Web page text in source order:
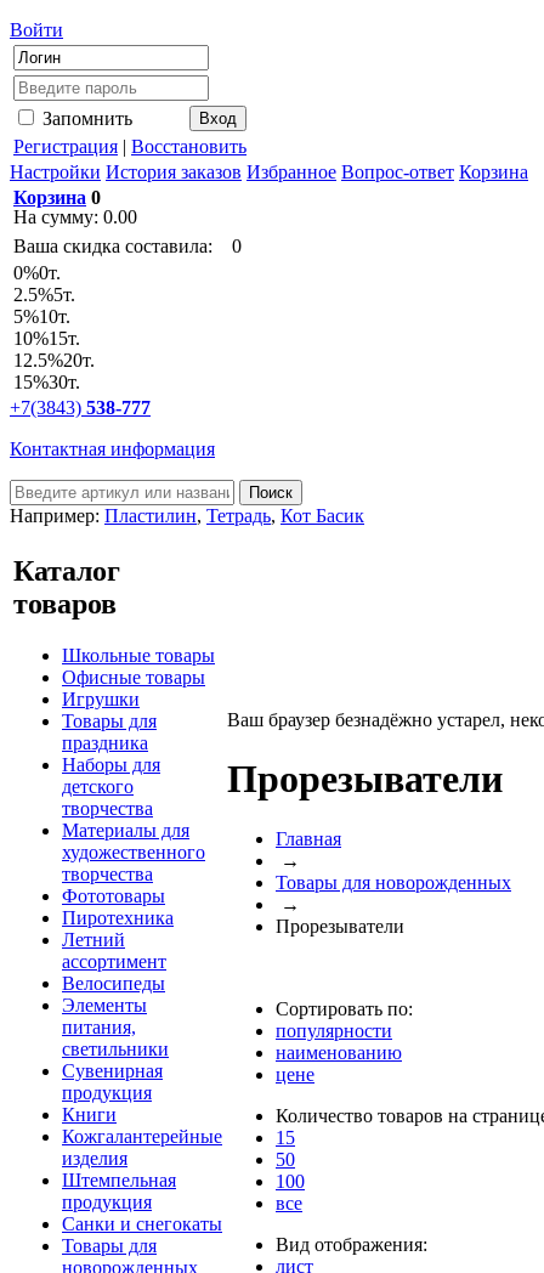
Войти
Запомнить
Регистрация | Восстановить
Настройки История заказов Избранное Вопрос-ответ Корзина
Корзина 0
На сумму: 0.00
Ваша скидка составила:
0
0%0т.
2.5%5т.
5%10т.
10%15т.
12.5%20т.
15%30т.
+7(3843) 538-777
Контактная информация
Например: Пластилин, Тетрадь, Кот Басик
Каталог
товаров
Школьные товары
Офисные товары
Игрушки
Товары для
праздника
Наборы для
детского
творчества
Материалы для
художественного
творчества
Фототовары
Пиротехника
Летний
ассортимент
Велосипеды
Элементы
питания,
светильники
Сувенирная
продукция
Книги
Кожгалантерейные
изделия
Штемпельная
продукция
Санки и снегокаты
Товары для
новорожденных
Ваш браузер безнадёжно устарел,
Прорезыватели
Главная
→
Товары для новорожденных
→
Прорезыватели
Сортировать по:
популярности
наименованию
цене
Количество товаров на
15
50
100
все
Вид отображения:
лист